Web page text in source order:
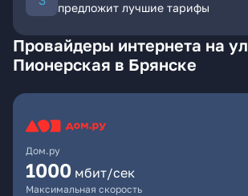
предложит лучшие тарифы
Провайдеры интернета на ул
Пионерская в Брянске
Дом.ру
1000 мбит/сек
Максимальная скорость